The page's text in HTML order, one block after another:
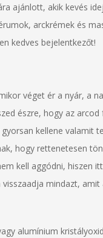
ajánlott, akik kevés
arckrémek és
kedves bejelentkezőt!
véget ér a nyár, a
észre, hogy az
kellene valamit
hogy rettenetesen
kell aggódni, hiszen
mindazt,
alumínium